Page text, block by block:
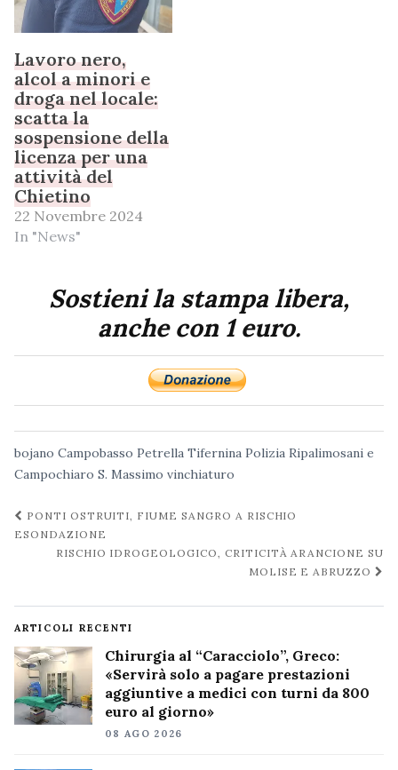
Lavoro nero,
alcol a minori e
droga nel locale:
scatta la
sospensione della
licenza per una
attività del
Chietino
22 Novembre 2024
In "News"
Sostieni la stampa libera,
anche con 1 euro.
bojano Campobasso Petrella Tifernina Polizia Ripalimosani e
Campochiaro S. Massimo vinchiaturo
Navigazione
post
PONTI OSTRUITI, FIUME SANGRO A RISCHIO
ESONDAZIONE
RISCHIO IDROGEOLOGICO, CRITICITÀ ARANCIONE SU
MOLISE E ABRUZZO
ARTICOLI RECENTI
Chirurgia al “Caracciolo”, Greco:
«Servirà solo a pagare prestazioni
aggiuntive a medici con turni da 800
euro al giorno»
08 AGO 2026